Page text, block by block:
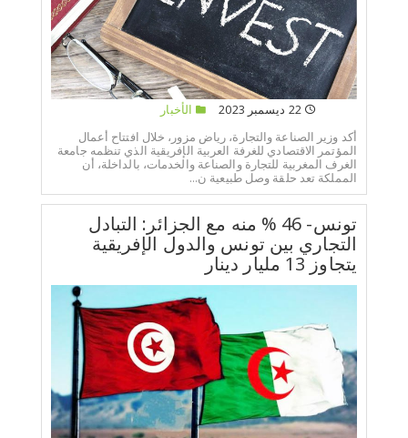
الأخبار
أكد وزير الصناعة والتجارة، رياض مزور، خلال افتتاح أعمال
المؤتمر الاقتصادي للغرفة العربية الإفريقية الذي تنظمه جامعة
الغرف المغربية للتجارة والصناعة والخدمات، بالداخلة، أن
المملكة تعد حلقة وصل طبيعية ن...
تونس- 46 % منه مع الجزائر: التبادل
التجاري بين تونس والدول الإفريقية
يتجاوز 13 مليار دينار